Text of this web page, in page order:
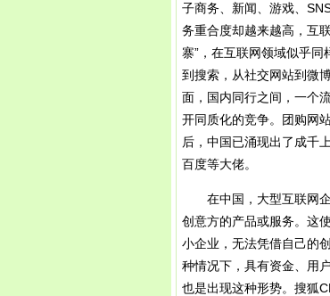
子商务、新闻、游戏、
务重合度却越来越高，互
寨”，在互联网领域似乎
到搜索，从社交网站到微
面，国内同行之间，一个
开同质化的竞争。团购网
后，中国已涌现出了成千
百度等大佬。
在中国，大型互联网企
创意方的产品或服务。这
小企业，无法凭借自己的
种情况下，具有资金、用
也是出现这种形势。搜狐